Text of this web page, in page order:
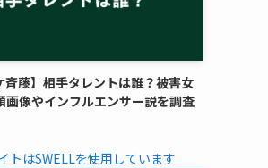
斉藤】相手タレントは誰？被害女
画像やインフルエンサー説を調査
トはSWELLを使用しています